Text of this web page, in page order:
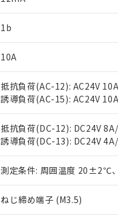
1b
10A
抵抗負荷(AC-12): AC24V
誘導負荷(AC-15): AC24V
抵抗負荷(DC-12): DC24V
誘導負荷(DC-13): DC24V
測定条件: 周囲温度 20±2℃
ねじ締め端子 (M3.5)
本サービスは、当社
当社制御機器事業取
い。
正式な納期状況お
当社販売員にご相
在庫状況および標
す。
マイパーツ機能（
ている必要がありま
お客様が当ウェブサ
が、当社の製品・サ
さい。
*EU RoHS指令（10物質）：
フタル酸ビス(2-エチルヘキシル)
ル（DBP） 1000ppm以下、フ
但し、RoHS指令で産業用監視お
フタル酸エステル類の４物質に
※2 対応予定月
部品在庫の切り替え状況
※3 非含有証明書ダウ
「×」：最大均質材料含
Pb(鉛) :1000ppm、 Hg(水銀) :
DEHP(フタル酸ビス(2-エチルヘ
※2 環境保護使用期限
「ｅ」：有害物質（10物
味します。
「－」：未確認です。当
当社は、これら貴社
などの必要な手続き
ます。
当社は貴社製品を
置等に一切使用い
当社は、貴社製品
たしません。
△ 一定数には満
－
在庫なし(最新
機器販売店・
空
受注生産機種、